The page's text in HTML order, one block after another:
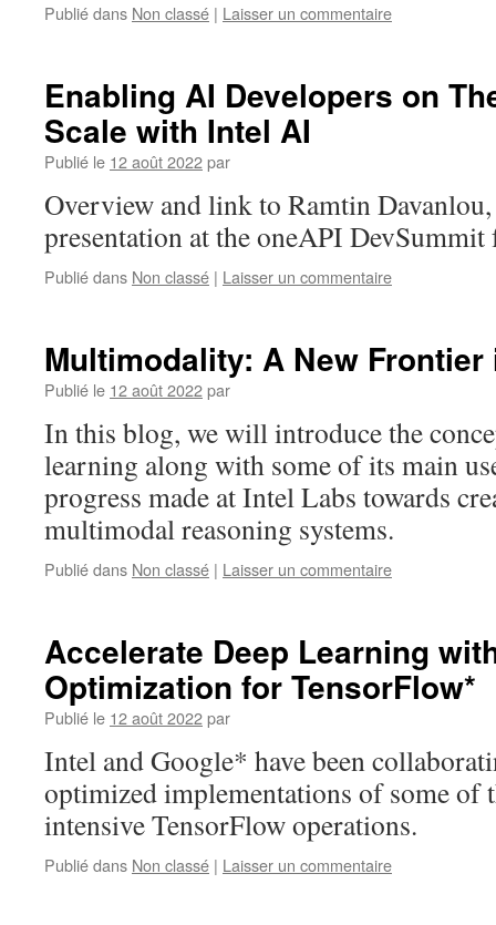
Publié dans Non classé | Laisser un commentaire
Enabling AI Developers on
Scale with Intel AI
Publié le 12 août 2022par
Overview and link to Ramtin
presentation at the oneAPI
Publié dans Non classé | Laisser un commentaire
Multimodality: A New
Publié le 12 août 2022par
In this blog, we will introduce the
learning along with some of its main
progress made at Intel Labs towards
multimodal reasoning systems.
Publié dans Non classé | Laisser un commentaire
Accelerate Deep Learning
Optimization for TensorFlow*
Publié le 12 août 2022par
Intel and Google* have been
optimized implementations of some of
intensive TensorFlow operations.
Publié dans Non classé | Laisser un commentaire